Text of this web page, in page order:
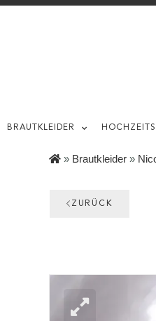
BRAUTKLEIDER
» Brautkleider »
ZURÜCK